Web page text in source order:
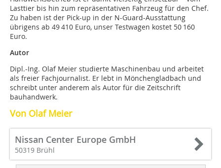
Lasttier bis hin zum repräsentativen Fahrzeug für den Chef.
Zu haben ist der Pick-up in der N-Guard-Ausstattung
übrigens ab 49 410 Euro, unser Testwagen kostet 50 160
Euro.
Autor
Dipl.-Ing. Olaf Meier studierte Maschinenbau und arbeitet
als freier Fachjournalist. Er lebt in Mönchengladbach und
schreibt unter anderem als Autor für die Zeitschrift
bauhandwerk.
Von Olaf Meier
Nissan Center Europe GmbH
50319 Brühl